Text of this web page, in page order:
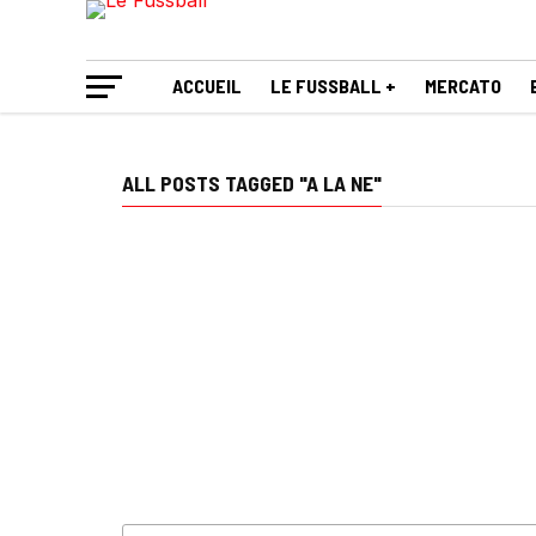
ACCUEIL LE FUSSBALL + MERCATO
ALL POSTS TAGGED "A LA NE"